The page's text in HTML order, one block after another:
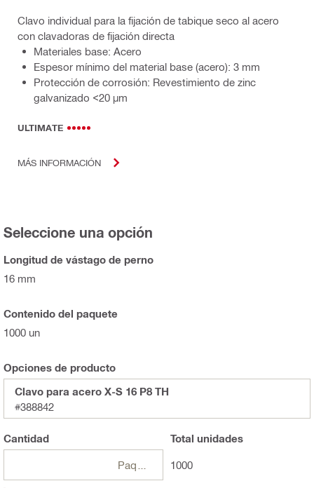
Clavo individual para la fijación de tabique seco al acero
con clavadoras de fijación directa
Materiales base: Acero
Espesor mínimo del material base (acero): 3 mm
Protección de corrosión: Revestimiento de zinc
galvanizado <20 µm
ULTIMATE
MÁS INFORMACIÓN
Seleccione una opción
Longitud de vástago de perno
16 mm
Contenido del paquete
1000 un
Opciones de producto
Clavo para acero X-S 16 P8 TH
#388842
Cantidad Total unidades
1000